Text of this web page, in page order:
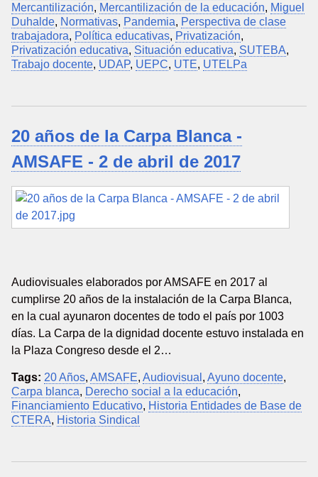
Mercantilización, Mercantilización de la educación, Miguel
Duhalde, Normativas, Pandemia, Perspectiva de clase
trabajadora, Política educativas, Privatización,
Privatización educativa, Situación educativa, SUTEBA,
Trabajo docente, UDAP, UEPC, UTE, UTELPa
20 años de la Carpa Blanca -
AMSAFE - 2 de abril de 2017
Audiovisuales elaborados por AMSAFE en 2017 al
cumplirse 20 años de la instalación de la Carpa Blanca,
en la cual ayunaron docentes de todo el país por 1003
días. La Carpa de la dignidad docente estuvo instalada en
la Plaza Congreso desde el 2…
Tags: 20 Años, AMSAFE, Audiovisual , Ayuno docente,
Carpa blanca, Derecho social a la educación,
Financiamiento Educativo, Historia Entidades de Base de
CTERA, Historia Sindical